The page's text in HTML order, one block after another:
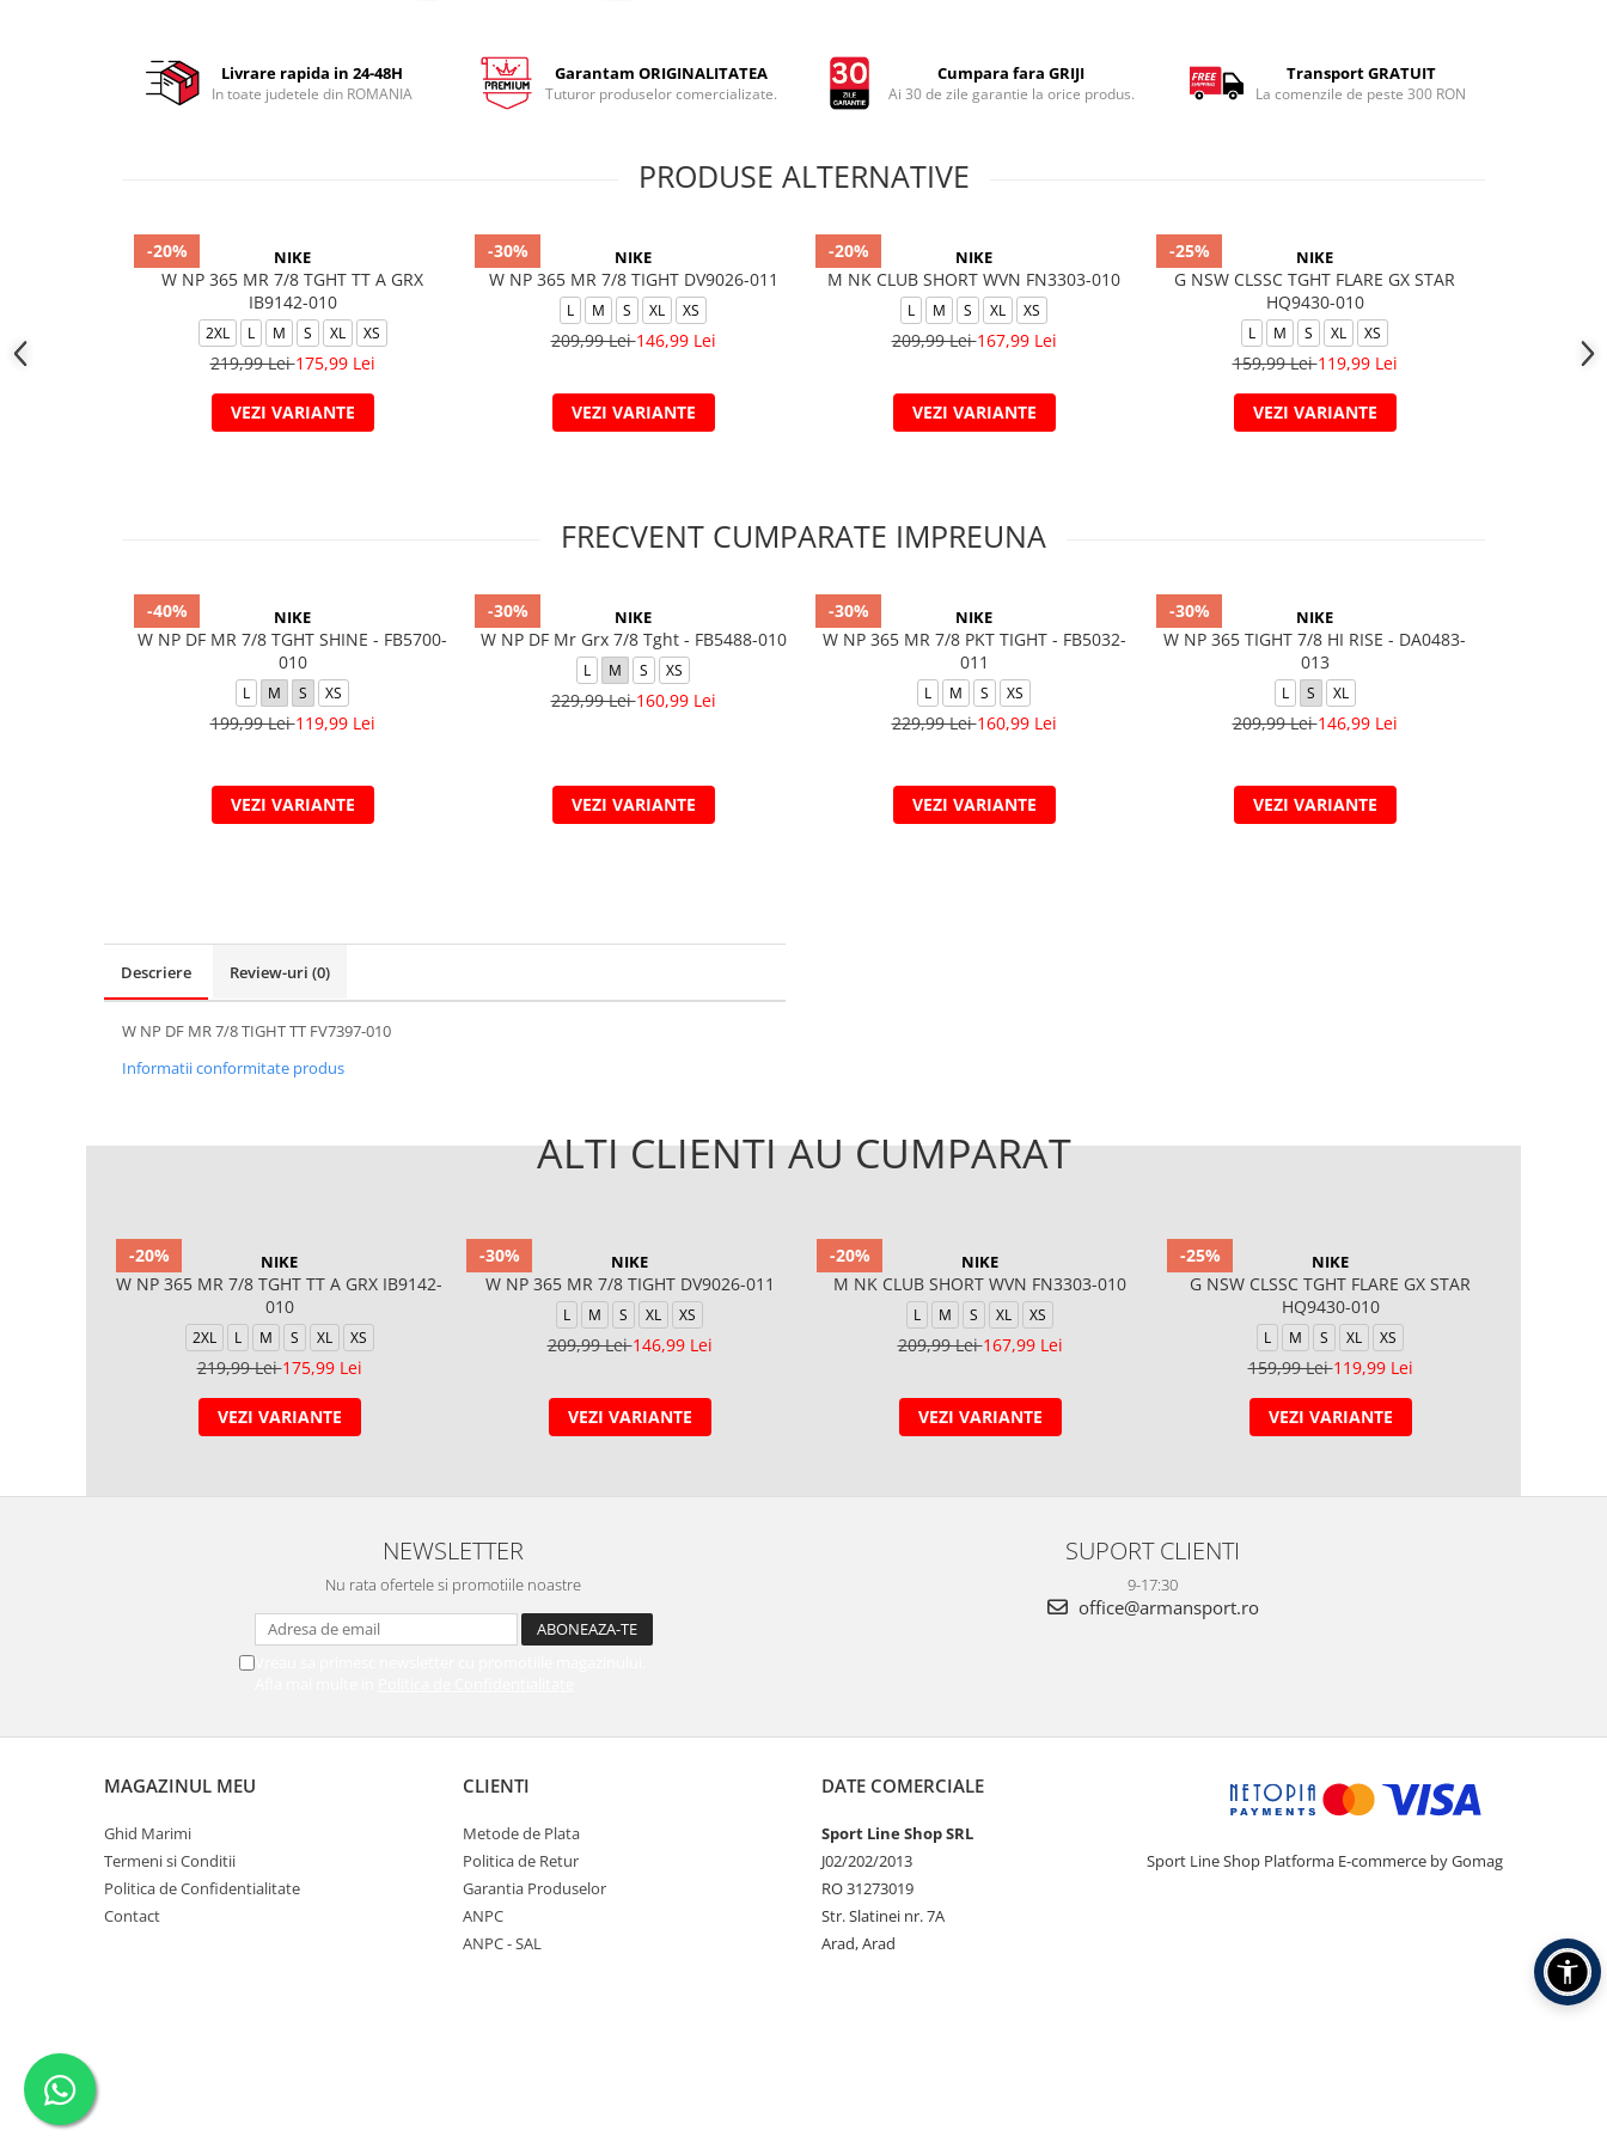
Livrare rapida in 24-48H
In toate judetele din ROMANIA
Garantam ORIGINALITATEA
Tuturor produselor comercializate.
Cumpara fara GRIJI
Ai 30 de zile garantie la orice produs.
Transport GRATUIT
La comenzile de peste 300 RON
PRODUSE ALTERNATIVE
-20% NIKE
W NP 365 MR 7/8 TGHT TT A GRX
IB9142-010
2XL L M S XL XS
219,99 Lei175,99 Lei
VEZI VARIANTE
-30% NIKE
W NP 365 MR 7/8 TIGHT DV9026-011
L M S XL XS
209,99 Lei146,99 Lei
VEZI VARIANTE
-20% NIKE
M NK CLUB SHORT WVN FN3303-010
L M S XL XS
209,99 Lei167,99 Lei
VEZI VARIANTE
-25% NIKE
G NSW CLSSC TGHT FLARE GX STAR
HQ9430-010
L M S XL XS
159,99 Lei119,99 Lei
VEZI VARIANTE
FRECVENT CUMPARATE IMPREUNA
-40% NIKE
W NP DF MR 7/8 TGHT SHINE - FB5700-
010
L M S XS
199,99 Lei119,99 Lei
VEZI VARIANTE
-30% NIKE
W NP DF Mr Grx 7/8 Tght - FB5488-010
L M S XS
229,99 Lei160,99 Lei
VEZI VARIANTE
-30% NIKE
W NP 365 MR 7/8 PKT TIGHT - FB5032-
011
L M S XS
229,99 Lei160,99 Lei
VEZI VARIANTE
-30% NIKE
W NP 365 TIGHT 7/8 HI RISE - DA0483-
013
L S XL
209,99 Lei146,99 Lei
VEZI VARIANTE
Descriere Review-uri (0)
W NP DF MR 7/8 TIGHT TT FV7397-010
Informatii conformitate produs
ALTI CLIENTI AU CUMPARAT
-20% NIKE
W NP 365 MR 7/8 TGHT TT A GRX IB9142-
010
2XL L M S XL XS
219,99 Lei175,99 Lei
VEZI VARIANTE
-30% NIKE
W NP 365 MR 7/8 TIGHT DV9026-011
L M S XL XS
209,99 Lei146,99 Lei
VEZI VARIANTE
-20% NIKE
M NK CLUB SHORT WVN FN3303-010
L M S XL XS
209,99 Lei167,99 Lei
VEZI VARIANTE
-25% NIKE
G NSW CLSSC TGHT FLARE GX STAR
HQ9430-010
L M S XL XS
159,99 Lei119,99 Lei
VEZI VARIANTE
NEWSLETTER
Nu rata ofertele si promotiile noastre
Vreau sa primesc newsletter cu promotiile magazinului.
SUPORT CLIENTI
9-17:30
office@armansport.ro
MAGAZINUL MEU
Ghid Marimi
Termeni si Conditii
Politica de Confidentialitate
Contact
CLIENTI
Metode de Plata
Politica de Retur
Garantia Produselor
ANPC
ANPC - SAL
DATE COMERCIALE
Sport Line Shop SRL
J02/202/2013
RO 31273019
Str. Slatinei nr. 7A
Arad, Arad
Sport Line Shop Platforma E-commerce by Gomag